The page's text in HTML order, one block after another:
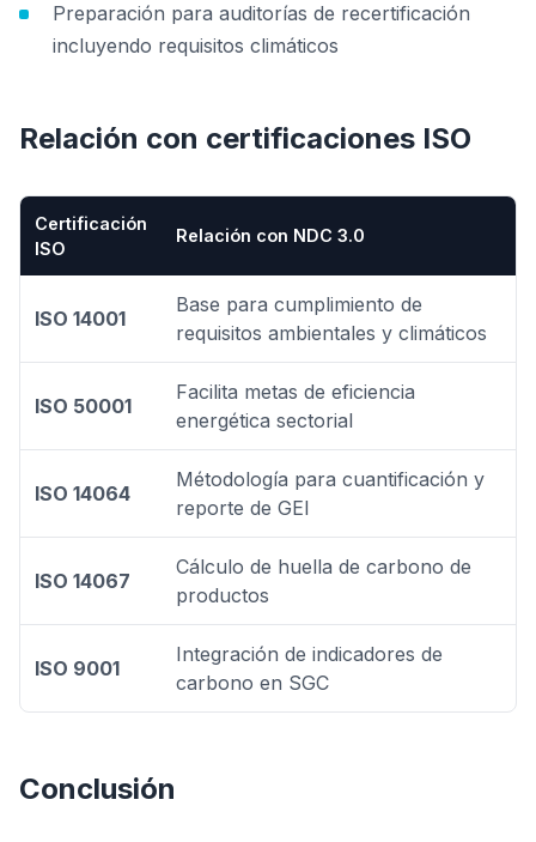
Preparación para auditorías de recertificación
incluyendo requisitos climáticos
Relación con certificaciones ISO
Certificación
ISO
Relación con NDC 3.0
ISO 14001
Base para cumplimiento de
requisitos ambientales y climáticos
ISO 50001
Facilita metas de eficiencia
energética sectorial
ISO 14064
Métodología para cuantificación y
reporte de GEI
ISO 14067
Cálculo de huella de carbono de
productos
ISO 9001
Integración de indicadores de
carbono en SGC
Conclusión